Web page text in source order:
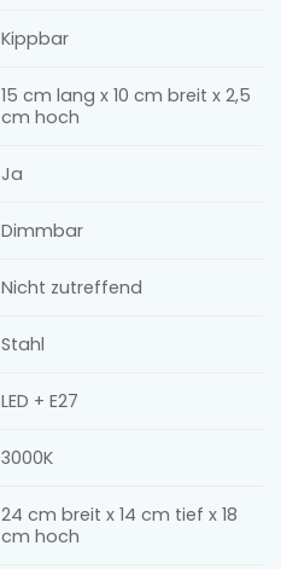
Kippbar
15 cm lang x 10 cm breit x 2,5
cm hoch
Ja
Dimmbar
Nicht zutreffend
Stahl
LED + E27
3000K
24 cm breit x 14 cm tief x 18
cm hoch